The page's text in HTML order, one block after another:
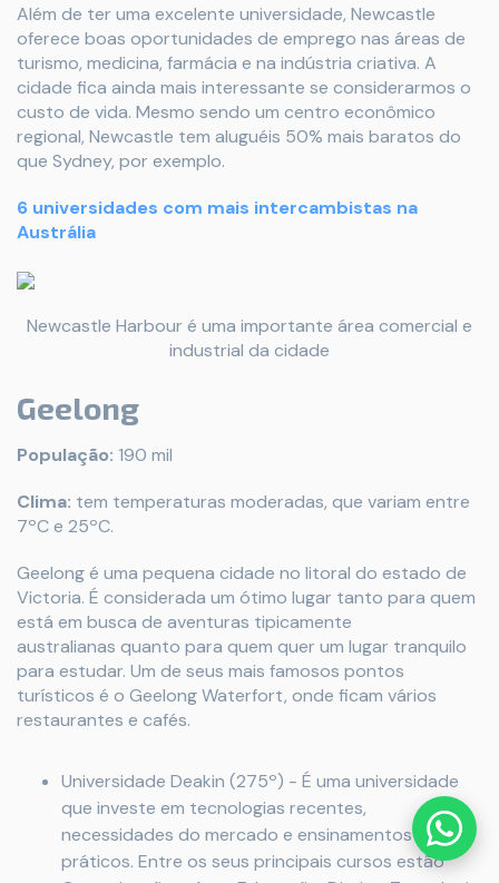
Além de ter uma excelente universidade, Newcastle
oferece boas oportunidades de emprego nas áreas de
turismo, medicina, farmácia e na indústria criativa. A
cidade fica ainda mais interessante se considerarmos o
custo de vida. Mesmo sendo um centro econômico
regional, Newcastle tem aluguéis 50% mais baratos do
que Sydney, por exemplo.
6 universidades com mais intercambistas na
Austrália
Newcastle Harbour é uma importante área comercial e
industrial da cidade
Geelong
População: 190 mil
Clima: tem temperaturas moderadas, que variam entre
7ºC e 25ºC.
Geelong é uma pequena cidade no litoral do estado de
Victoria. É considerada um ótimo lugar tanto para quem
está em busca de aventuras tipicamente
australianas quanto para quem quer um lugar tranquilo
para estudar. Um de seus mais famosos pontos
turísticos é o Geelong Waterfort, onde ficam vários
restaurantes e cafés.
Universidade Deakin (275º) - É uma universidade
que investe em tecnologias recentes,
necessidades do mercado e ensinamentos
práticos. Entre os seus principais cursos estão